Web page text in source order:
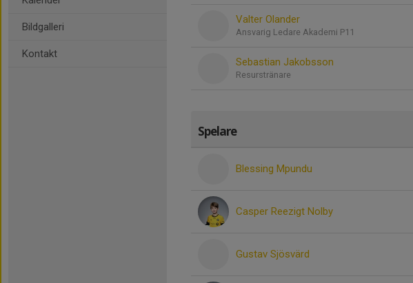
Bildgalleri
Kontakt
Valter Olander
Ansvarig Ledare Akademi P11
Sebastian Jakobsson
Resurstränare
Spelare
Blessing Mpundu
Casper Reezigt Nolby
Gustav Sjösvärd